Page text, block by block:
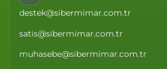
destek@sibermimar.com.tr
satis@sibermimar.com.tr
muhasebe@sibermimar.com.tr